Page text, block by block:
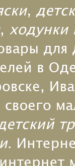
,
, ходунки
в
своего
.